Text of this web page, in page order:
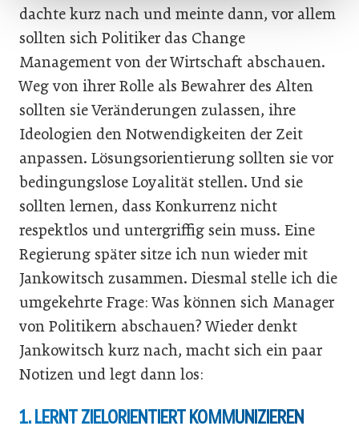
dachte kurz nach und meinte dann, vor allem
sollten sich Politiker das Change
Management von der Wirtschaft abschauen.
Weg von ihrer Rolle als Bewahrer des Alten
sollten sie Veränderungen zulassen, ihre
Ideologien den Notwendigkeiten der Zeit
anpassen. Lösungsorientierung sollten sie vor
bedingungslose Loyalität stellen. Und sie
sollten lernen, dass Konkurrenz nicht
respektlos und untergriffig sein muss. Eine
Regierung später sitze ich nun wieder mit
Jankowitsch zusammen. Diesmal stelle ich die
umgekehrte Frage: Was können sich Manager
von Politikern abschauen? Wieder denkt
Jankowitsch kurz nach, macht sich ein paar
Notizen und legt dann los:
1. LERNT ZIELORIENTIERT KOMMUNIZIEREN